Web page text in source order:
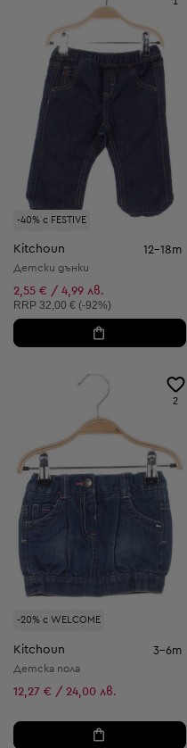
-40% с FESTIVE
Kitchoun 12-18m
Детски дънки
2,55 € / 4,99 лв.
Препоръчителна цена:
RRP 32,00 € (-92%)
-20% с WELCOME
2
Kitchoun 3-6m
Детска пола
12,27 € / 24,00 лв.